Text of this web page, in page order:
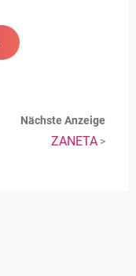
Nächste Anzeige
ZANETA >